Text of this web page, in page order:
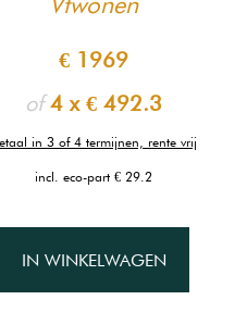
€ 1969
of4 x € 492.3
in 3 of 4 termijnen, rente vrij
incl. eco-part € 29.2
IN WINKELWAGEN